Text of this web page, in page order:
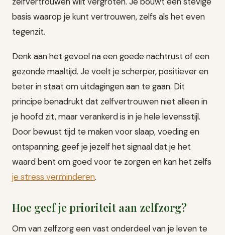
basis waarop je kunt vertrouwen, zelfs als het even
tegenzit.
Denk aan het gevoel na een goede nachtrust of een
gezonde maaltijd. Je voelt je scherper, positiever en
beter in staat om uitdagingen aan te gaan. Dit
principe benadrukt dat zelfvertrouwen niet alleen in
je hoofd zit, maar verankerd is in je hele levensstijl.
Door bewust tijd te maken voor slaap, voeding en
ontspanning, geef je jezelf het signaal dat je het
waard bent om goed voor te zorgen en kan het zelfs
je stress verminderen.
Hoe geef je prioriteit aan zelfzorg?
Om van zelfzorg een vast onderdeel van je leven te